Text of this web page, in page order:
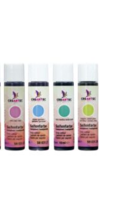
Die
Optionen
können
auf
der
Produktseite